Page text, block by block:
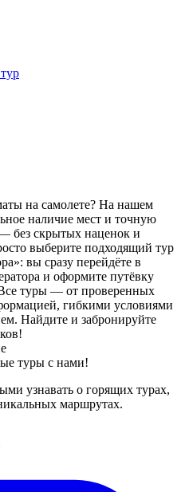
на самолете? На нашем
наличие мест и точную
без скрытых наценок и
выберите подходящий тур
вы сразу перейдёте в
и оформите путёвку
туры — от проверенных
гибкими условиями
Найдите и забронируйте
туры с нами!
узнавать о горящих турах,
маршрутах.